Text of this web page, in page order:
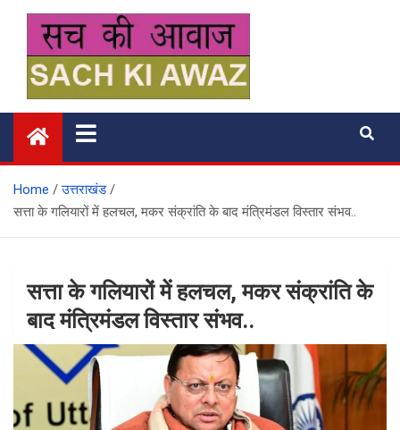
content
सच की आवाज
Home
उत्तराखंड
सत्ता के गलियारों में हलचल, मकर संक्रांति के बाद मंत्रिमंडल विस्तार संभव..
सत्ता के गलियारों में हलचल, मकर संक्रांति के
बाद मंत्रिमंडल विस्तार संभव..